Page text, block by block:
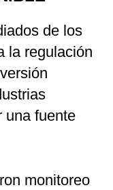
de los
la regulación
una fuente
monitoreo